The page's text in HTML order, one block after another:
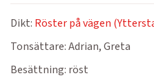
Dikt: Röster på vägen
Tonsättare:Adrian, Greta
Besättning: röst